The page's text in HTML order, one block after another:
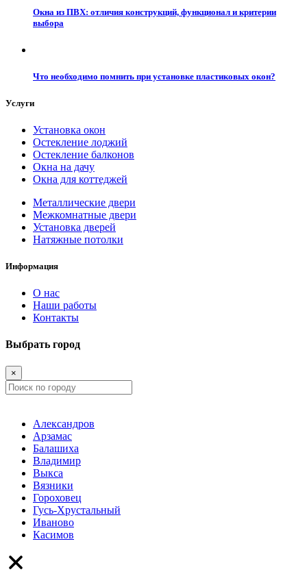
Окна из ПВХ: отличия конструкций, функционал и критерии
выбора
Что необходимо помнить при установке пластиковых окон?
Услуги
Установка окон
Остекление лоджий
Остекление балконов
Окна на дачу
Окна для коттеджей
Металлические двери
Межкомнатные двери
Установка дверей
Натяжные потолки
Информация
О нас
Наши работы
Контакты
Выбрать город
×
Александров
Арзамас
Балашиха
Владимир
Выкса
Вязники
Гороховец
Гусь-Хрустальный
Иваново
Касимов